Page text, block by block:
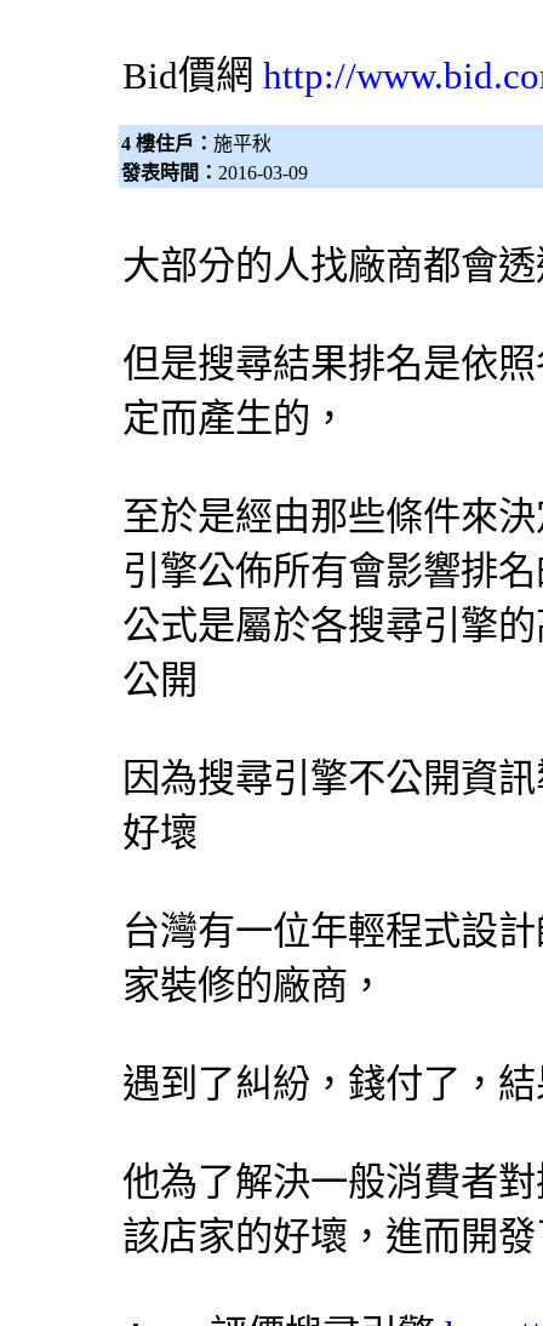
Bid價網 http://
4 樓住戶： 施平秋
發表時間： 2016-03-09
大部分的人找廠商都會
但是搜尋結果排名是依
定而產生的，
至於是經由那些條件來
引擎公佈所有會影響排
公式是屬於各搜尋引擎
公開
因為搜尋引擎不公開資
好壞
台灣有一位年輕程式設
家裝修的廠商，
遇到了糾紛，錢付了，
他為了解決一般消費者
該店家的好壞，進而開